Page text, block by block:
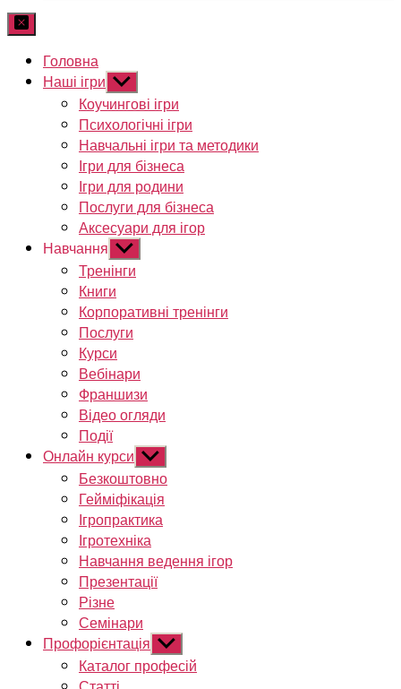
Головна
Наші ігри Показати
підменю
Коучингові ігри
Психологічні ігри
Навчальні ігри та методики
Ігри для бізнеса
Ігри для родини
Послуги для бізнеса
Аксесуари для ігор
Навчання Показати
підменю
Тренінги
Книги
Корпоративні тренінги
Послуги
Курси
Вебінари
Франшизи
Відео огляди
Події
Онлайн курси Показати
підменю
Безкоштовно
Гейміфікація
Ігропрактика
Ігротехніка
Навчання ведення ігор
Презентації
Різне
Семінари
Профорієнтація Показати
підменю
Каталог професій